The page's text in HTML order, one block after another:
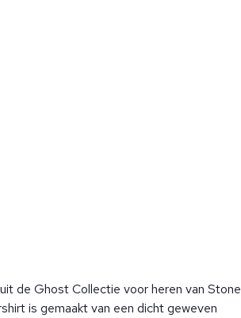
de Ghost Collectie voor heren van Stone
is gemaakt van een dicht geweven